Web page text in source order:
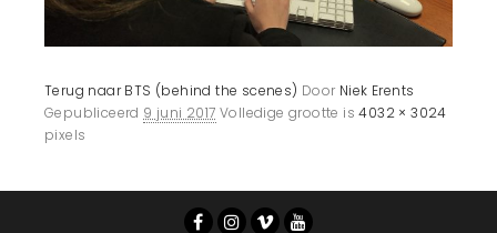
Terug naar BTS (behind the scenes) Door Niek Erents
Gepubliceerd 9 juni 2017 Volledige grootte is4032 × 3024
pixels